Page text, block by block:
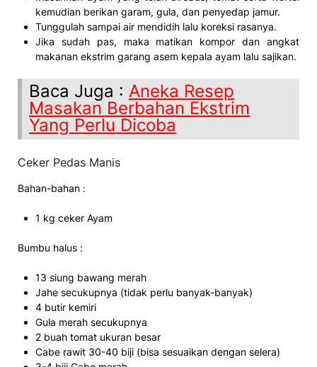
kemudian berikan garam, gula, dan penyedap jamur.
Tunggulah sampai air mendidih lalu koreksi rasanya.
Jika sudah pas, maka matikan kompor dan angkat
makanan ekstrim garang asem kepala ayam lalu sajikan.
Baca Juga : Aneka Resep
Masakan Berbahan Ekstrim
Yang Perlu Dicoba
Ceker Pedas Manis
Bahan-bahan :
1 kg ceker Ayam
Bumbu halus :
13 siung bawang merah
Jahe secukupnya (tidak perlu banyak-banyak)
4 butir kemiri
Gula merah secukupnya
2 buah tomat ukuran besar
Cabe rawit 30-40 biji (bisa sesuaikan dengan selera)